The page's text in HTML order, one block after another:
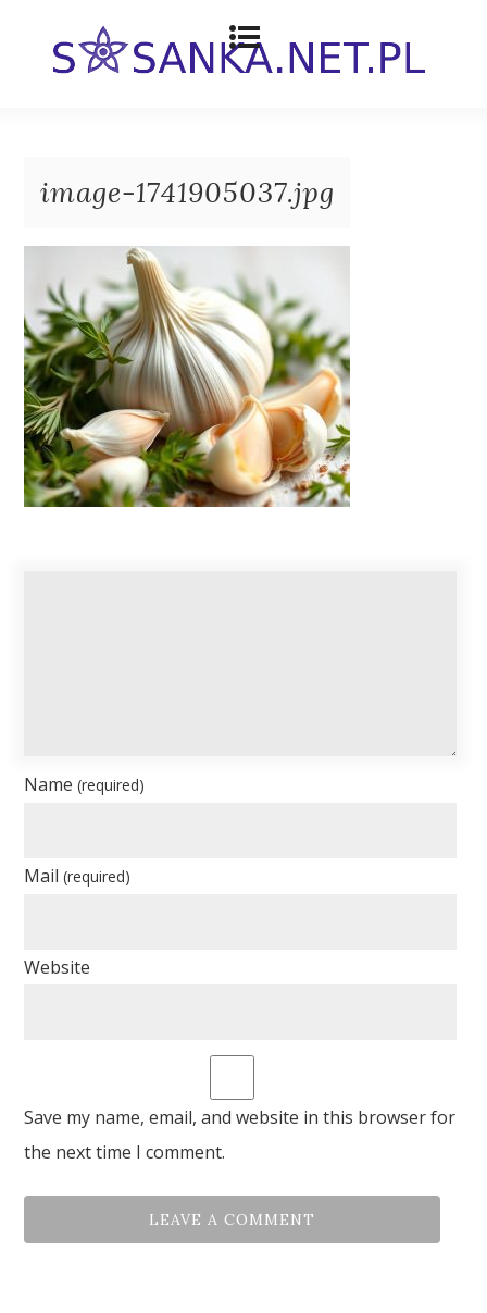
image-1741905037.jpg
Name(required)
Mail(required)
Website
Save my name, email, and website in this browser for
the next time I comment.